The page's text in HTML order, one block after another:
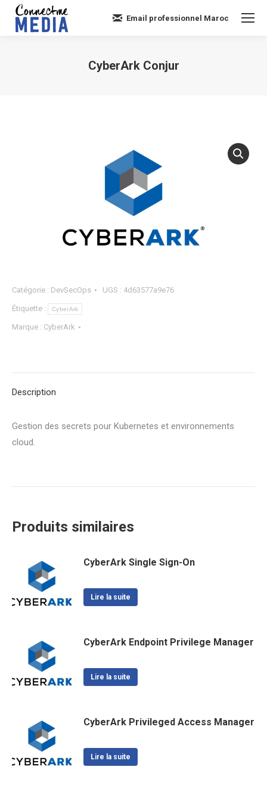
Email professionnel Maroc
CyberArk Conjur
Catégorie : DevSecOps UGS : 4d63577a9e76
Étiquette : CyberArk
Marque : CyberArk
Description
Gestion des secrets pour Kubernetes et environnements
cloud.
Produits similaires
CyberArk Single Sign-On
Lire la suite
CyberArk Endpoint Privilege Manager
Lire la suite
CyberArk Privileged Access Manager
Lire la suite